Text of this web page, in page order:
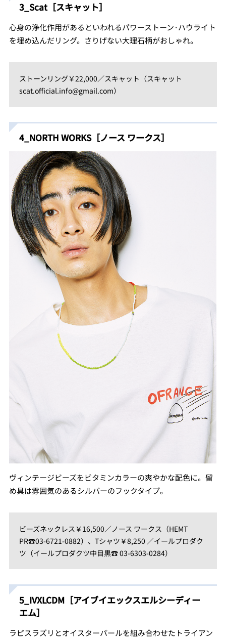
3_Scat［スキャット］
心身の浄化作用があるといわれるパワーストーン·ハウライト
を埋め込んだリング。さりげない大理石柄がおしゃれ。
ストーンリング￥22,000／スキャット（スキャット
scat.official.info@gmail.com）
4_NORTH WORKS［ノース ワークス］
ヴィンテージビーズをビタミンカラーの爽やかな配色に。留
め具は雰囲気のあるシルバーのフックタイプ。
ビーズネックレス￥16,500／ノース ワークス（HEMT
PR☎03-6721-0882）、Tシャツ￥8,250 ／イールプロダク
ツ（イールプロダクツ中目黒☎ 03-6303-0284）
5_IVXLCDM［アイブイエックスエルシーディー
エム］
ラピスラズリとオイスターパールを組み合わせたトライアン